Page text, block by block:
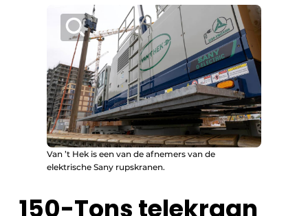
Van ’t Hek is een van de afnemers van de
elektrische Sany rupskranen.
150-Tons telekraan